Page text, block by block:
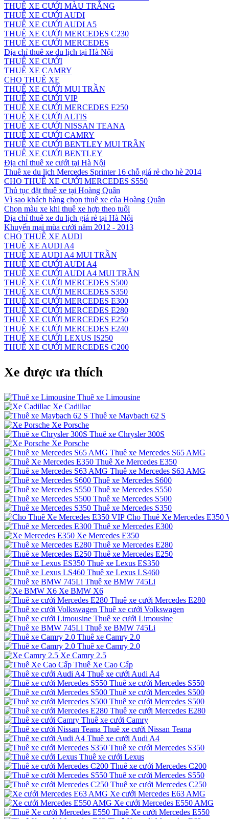
THUÊ XE CƯỚI MÀU TRẮNG
THUÊ XE CƯỚI AUDI
THUÊ XE CƯỚI AUDI A5
THUÊ XE CƯỚI MERCEDES C230
THUÊ XE CƯỚI MERCEDES
Địa chỉ thuê xe du lịch tại Hà Nội
THUÊ XE CƯỚI
THUÊ XE CAMRY
CHO THUÊ XE
THUÊ XE CƯỚI MUI TRẦN
THUÊ XE CƯỚI VIP
THUÊ XE CƯỚI MERCEDES E250
THUÊ XE CƯỚI ALTIS
THUÊ XE CƯỚI NISSAN TEANA
THUÊ XE CƯỚI CAMRY
THUÊ XE CƯỚI BENTLEY MUI TRẦN
THUÊ XE CƯỚI BENTLEY
Địa chỉ thuê xe cưới tại Hà Nội
Thuê xe du lịch Mercedes Sprinter 16 chỗ giá rẻ cho hè 2014
CHO THUÊ XE CƯỚI MERCEDES S550
Thủ tục đặt thuê xe tại Hoàng Quân
Vì sao khách hàng chọn thuê xe của Hoàng Quân
Chọn màu xe khi thuê xe hợp theo tuổi
Địa chỉ thuê xe du lịch giá rẻ tại Hà Nội
Khuyến mại mùa cưới năm 2012 - 2013
CHO THUÊ XE AUDI
THUÊ XE AUDI A4
THUÊ XE AUDI A4 MUI TRẦN
THUÊ XE CƯỚI AUDI A4
THUÊ XE CƯỚI AUDI A4 MUI TRẦN
THUÊ XE CƯỚI MERCEDES S500
THUÊ XE CƯỚI MERCEDES S350
THUÊ XE CƯỚI MERCEDES E300
THUÊ XE CƯỚI MERCEDES E280
THUÊ XE CƯỚI MERCEDES E250
THUÊ XE CƯỚI MERCEDES E240
THUÊ XE CƯỚI LEXUS IS250
THUÊ XE CƯỚI MERCEDES C200
Xe được ưa thích
Thuê xe Limousine
Xe Cadillac
Thuê xe Maybach 62 S
Xe Porsche
Thuê xe Chrysler 300S
Xe Porsche
Thuê xe Mercedes S65 AMG
Thuê Xe Mercedes E350
Thuê xe Mercedes S63 AMG
Thuê xe Mercedes S600
Thuê xe Mercedes S550
Thuê xe Mercedes S500
Thuê xe Mercedes S350
Cho Thuê Xe Mercedes E350
Thuê xe Mercedes E300
Xe Mercedes E350
Thuê xe Mercedes E280
Thuê xe Mercedes E250
Thuê xe Lexus ES350
Thuê xe Lexus LS460
Thuê xe BMW 745Li
Xe BMW X6
Thuê xe cưới Mercedes E280
Thuê xe cưới Volkswagen
Thuê xe cưới Limousine
Thuê xe BMW 745Li
Thuê xe Camry 2.0
Thuê xe Camry 2.0
Xe Camry 2.5
Thuê Xe Cao Cấp
Thuê xe cưới Audi A4
Thuê xe cưới Mercedes S550
Thuê xe cưới Mercedes S500
Thuê xe cưới Mercedes S500
Thuê xe cưới Mercedes E280
Thuê xe cưới Camry
Thuê xe cưới Nissan Teana
Thuê xe cưới Audi A4
Thuê xe cưới Mercedes S350
Thuê xe cưới Lexus
Thuê xe cưới Mercedes C200
Thuê xe cưới Mercedes S550
Thuê xe cưới Mercedes C250
Xe cưới Mercedes E63 AMG
Xe cưới Mercedes E550 AMG
Thuê Xe cưới Mercedes E550